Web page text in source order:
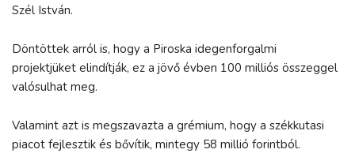
Szél István.
Döntöttek arról is, hogy a Piroska idegenforgalmi
projektjüket elindítják, ez a jövő évben 100 milliós összeggel
valósulhat meg.
Valamint azt is megszavazta a grémium, hogy a székkutasi
piacot fejlesztik és bővítik, mintegy 58 millió forintból.